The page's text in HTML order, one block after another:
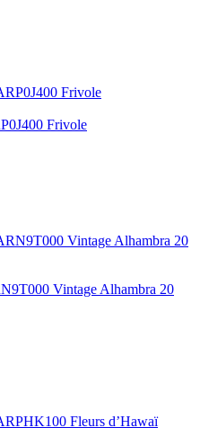
Frivole
Vintage Alhambra 20